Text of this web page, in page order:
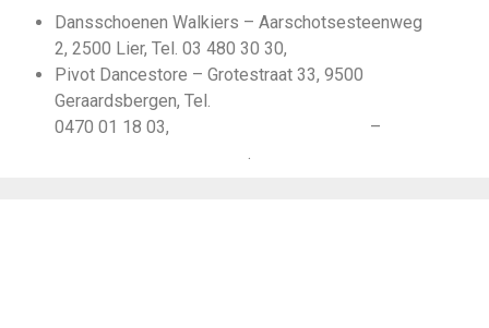
Dansschoenen Walkiers – Aarschotsesteenweg
2, 2500 Lier, Tel. 03 480 30 30,
Pivot Dancestore – Grotestraat 33, 9500
Geraardsbergen, Tel.
0470 01 18 03,
–